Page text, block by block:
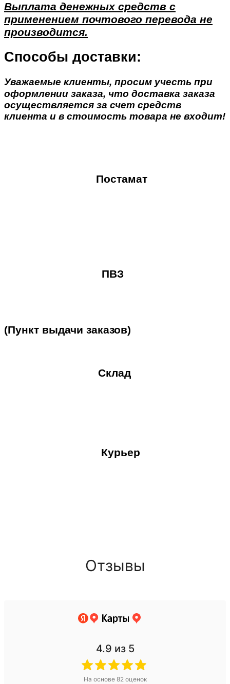
Выплата денежных средств с
применением почтового перевода не
производится.
Способы доставки:
Уважаемые клиенты, просим учесть при
оформлении заказа, что доставка заказа
осуществляется за счет средств
клиента и в стоимость товара не входит!
Постамат
ПВЗ
(Пункт выдачи заказов)
Склад
Курьер